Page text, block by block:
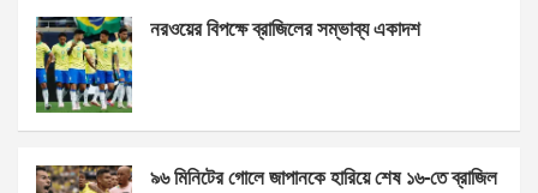
b
o
o
k
n
g
er
s
p
e
নরওয়ের বিপক্ষে ব্রাজিলের সম্ভাব্য একাদশ
৯৬ মিনিটের গোলে জাপানকে হারিয়ে শেষ ১৬-তে ব্রাজিল